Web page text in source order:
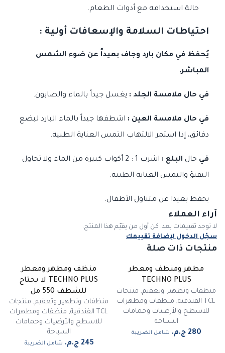
حالة استخدامه مع أدوات الطعام.
احتياطات السلامة والإسعافات أولية :
يُحفظ في مكان بارد وجاف بعيداً عن ضوء الشمس
المباشر.
في حال ملامسة الجلد : يغسل جيداً بالماء والصابون.
في حال ملامسة العين : اشطفها جيداً بالماء البارد لبضع
دقائق، إذا استمر الالتهاب التمس العناية الطبية.
في حال البلع :
اشرب 1 : 2 أكواب كبيرة من الماء ولا تحاول
التقيؤ والتمس العناية الطبية.
يحفظ بعيدا عن متناول الأطفال.
آراء العملاء
لا توجد تقييمات بعد. كن أول من يقيّم هذا المنتج.
سجّل الدخول لإضافة تقييمك
منتجات ذات صلة
مطهر ومنظف ومعطر
TECHNO PLUS
منظفات وتطهير وتعقيم, منتجات
TCL الفندقية
, منظفات ومطهرات
للاسطح والأرضيات وحمامات
السباحة
شامل الضريبة
منظف ومطهر ومعطر
TECHNO PLUS لا يحتاج
للشطف 550 مل
منظفات وتطهير وتعقيم, منتجات
TCL الفندقية
, منظفات ومطهرات
للاسطح والأرضيات وحمامات
السباحة
شامل الضريبة